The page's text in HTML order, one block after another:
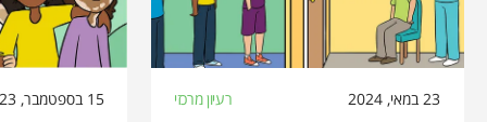
23 במאי, 2024 רעיון מרכזי 15 בספטמבר, 2023